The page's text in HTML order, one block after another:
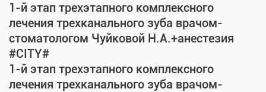
1-й этап трехэтапного комплексного
лечения трехканального зуба врачом-
стоматологом Чуйковой Н.А.+анестезия
#CITY#
1-й этап трехэтапного комплексного
лечения трехканального зуба врачом-